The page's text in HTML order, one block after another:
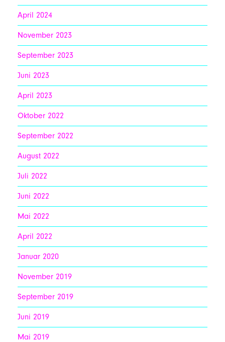
April 2024
November 2023
September 2023
Juni 2023
April 2023
Oktober 2022
September 2022
August 2022
Juli 2022
Juni 2022
Mai 2022
April 2022
Januar 2020
November 2019
September 2019
Juni 2019
Mai 2019